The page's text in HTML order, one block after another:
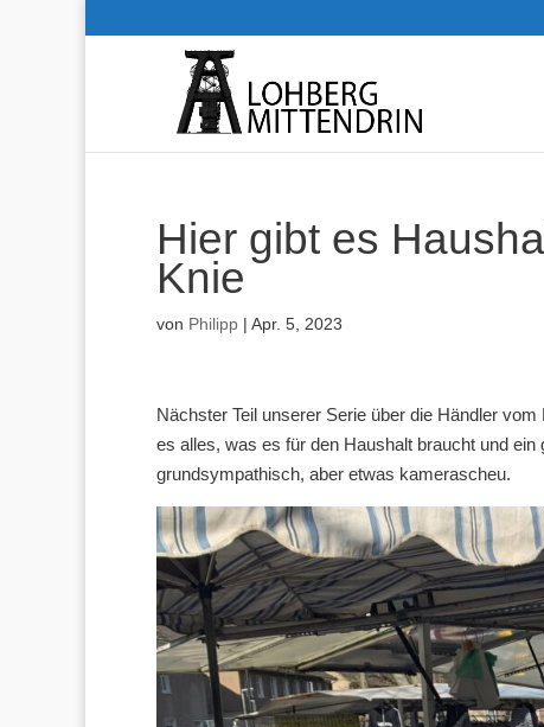
Hier gibt es
Knie
von Philipp | Apr. 5, 2023
Nächster Teil unserer Serie über die Händler
es alles, was es für den Haushalt braucht und
grundsympathisch, aber etwas kamerascheu.